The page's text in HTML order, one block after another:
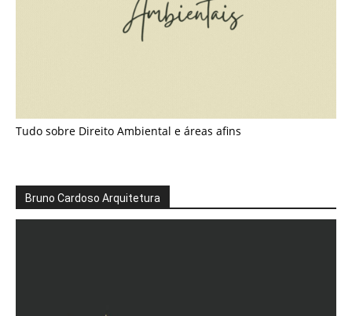
Tudo sobre Direito Ambiental e áreas afins
Bruno Cardoso Arquitetura